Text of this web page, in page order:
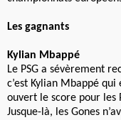
Les gagnants
Kylian Mbappé
Le PSG a sévèrement
c’est Kylian Mbappé
ouvert le score pour les
Jusque-là, les Gones